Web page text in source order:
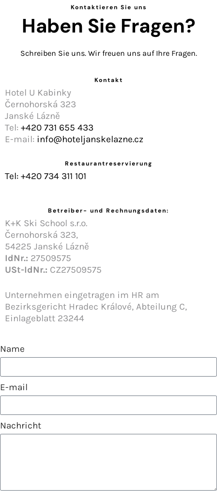
Kontaktieren Sie uns
Haben Sie Fragen?
Schreiben Sie uns. Wir freuen uns auf Ihre Fragen.
Kontakt
Hotel U Kabinky
Černohorská 323
Janské Lázně
Tel: +420 731 655 433
E-mail: info@hoteljanskelazne.cz
Restaurantreservierung
Tel: +420 734 311 101
Betreiber- und Rechnungsdaten:
K+K Ski School s.r.o.
Černohorská 323,
54225 Janské Lázně
IdNr.: 27509575
USt-IdNr.: CZ27509575
Unternehmen eingetragen im HR am
Bezirksgericht Hradec Králové, Abteilung C,
Einlageblatt 23244
Name
E-mail
Nachricht